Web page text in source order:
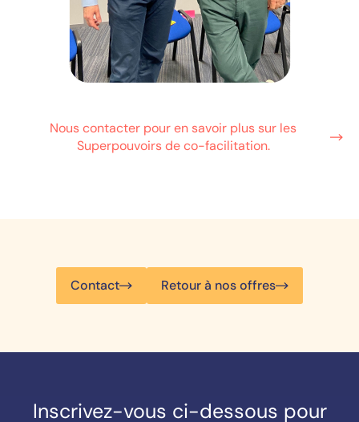
Nous contacter pour en savoir plus sur les
Superpouvoirs de co-facilitation.
Contact Retour à nos offres
Inscrivez-vous ci-dessous pour